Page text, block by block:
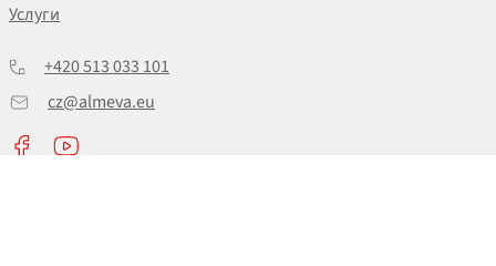
Услуги
+420 513 033 101
cz@almeva.eu